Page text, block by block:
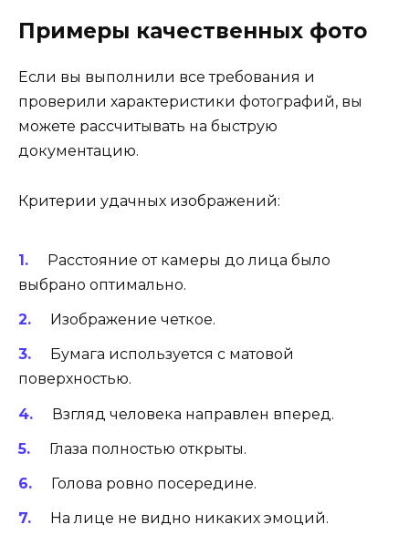
Примеры качественных фото
Если вы выполнили все требования и
проверили характеристики фотографий, вы
можете рассчитывать на быструю
документацию.
Критерии удачных изображений:
Расстояние от камеры до лица было
выбрано оптимально.
Изображение четкое.
Бумага используется с матовой
поверхностью.
Взгляд человека направлен вперед.
Глаза полностью открыты.
Голова ровно посередине.
На лице не видно никаких эмоций.